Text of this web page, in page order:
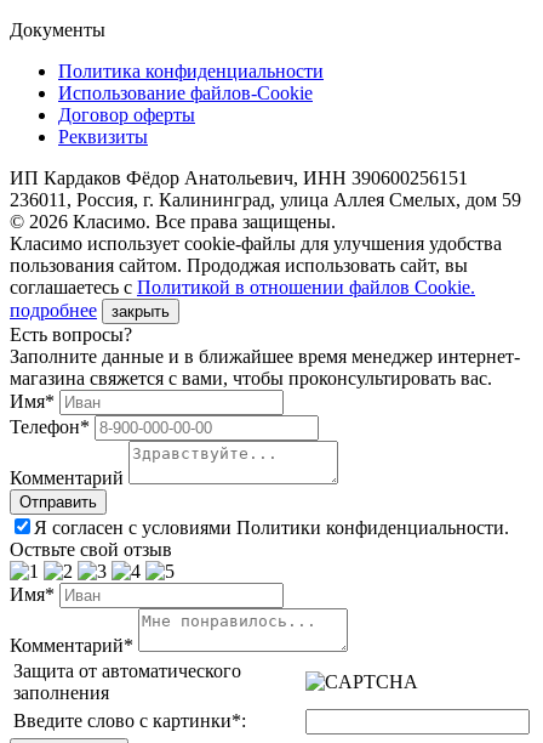
Документы
Политика конфиденциальности
Использование файлов-Cookie
Договор оферты
Реквизиты
ИП Кардаков Фёдор Анатольевич, ИНН 390600256151
236011, Россия, г. Калининград, улица Аллея Смелых, дом 59
© 2026 Класимо. Все права защищены.
Класимо использует cookie-файлы для улучшения удобства
пользования сайтом. Прододжая использовать сайт, вы
соглашаетесь с Политикой в отношении файлов Сookie.
подробнее
закрыть
Есть вопросы?
Заполните данные и в ближайшее время менеджер интернет-
магазина свяжется с вами, чтобы проконсультировать вас.
Имя*
Телефон*
Комментарий
Я согласен с условиями Политики конфиденциальности.
Оствьте свой отзыв
Имя*
Комментарий*
Защита от автоматического
заполнения
Введите слово с картинки*: